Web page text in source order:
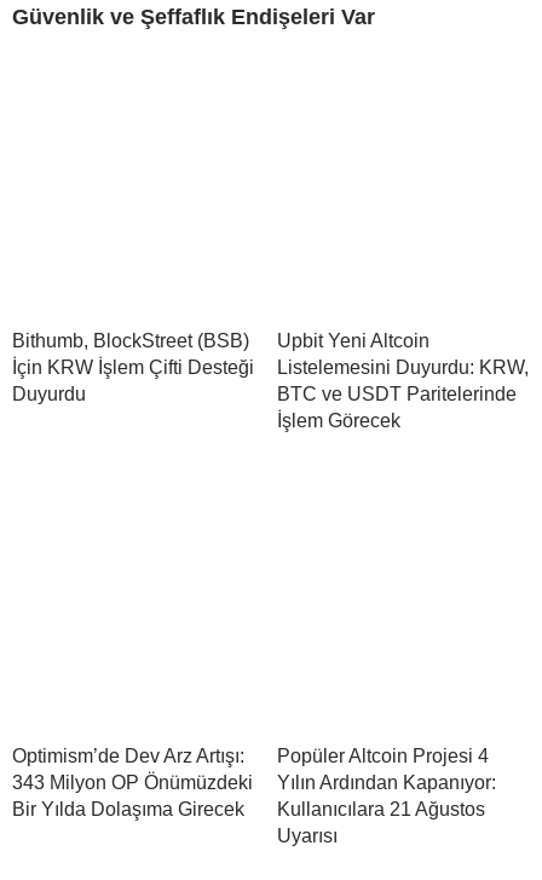
Güvenlik ve Şeffaflık Endişeleri Var
Bithumb, BlockStreet (BSB)
İçin KRW İşlem Çifti Desteği
Duyurdu
Upbit Yeni Altcoin
Listelemesini Duyurdu: KRW,
BTC ve USDT Paritelerinde
İşlem Görecek
Optimism’de Dev Arz Artışı:
343 Milyon OP Önümüzdeki
Bir Yılda Dolaşıma Girecek
Popüler Altcoin Projesi 4
Yılın Ardından Kapanıyor:
Kullanıcılara 21 Ağustos
Uyarısı